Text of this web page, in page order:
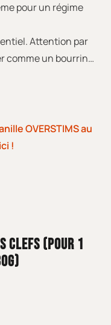
pour un régime
Attention par
comme un bourrin…
OVERSTIMS au
!
CLEFS (POUR 1